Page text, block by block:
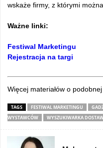
wskaże firmy, z którymi
Ważne linki:
Festiwal Marketingu
Rejestracja na targi
Więcej materiałów o
TAGS FESTIWAL MARKETINGU
WYSTAWCÓW
WYSZUKIWARKA